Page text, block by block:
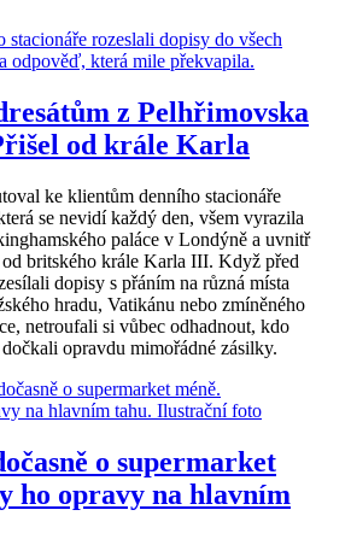
z Pelhřimovska
od krále Karla
ke klientům denního stacionáře
se nevidí každý den, všem vyrazila
paláce v Londýně a uvnitř
britského krále Karla III. Když před
dopisy s přáním na různá místa
hradu, Vatikánu nebo zmíněného
netroufali si vůbec odhadnout, kdo
opravdu mimořádné zásilky.
o supermarket
ho opravy na hlavním